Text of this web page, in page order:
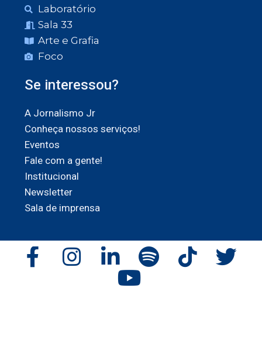
Laboratório
Sala 33
Arte e Grafia
Foco
Se interessou?
A Jornalismo Jr
Conheça nossos serviços!
Eventos
Fale com a gente!
Institucional
Newsletter
Sala de imprensa